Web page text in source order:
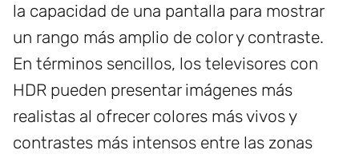
la capacidad de una pantalla para mostrar
un rango más amplio de color y contraste.
En términos sencillos, los televisores con
HDR pueden presentar imágenes más
realistas al ofrecer colores más vivos y
contrastes más intensos entre las zonas